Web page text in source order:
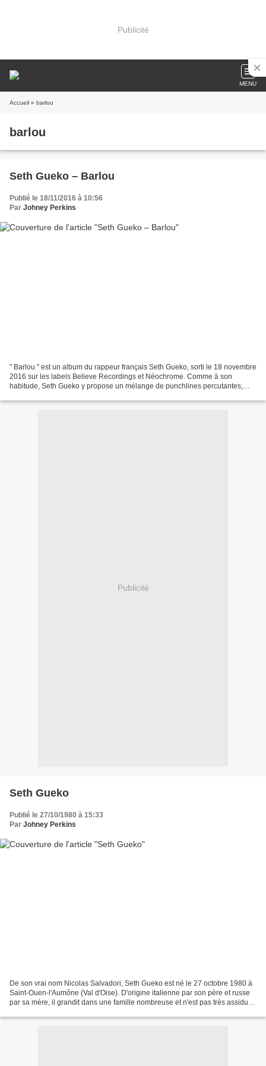
Publicité
MENU
Accueil » barlou
barlou
Seth Gueko – Barlou
Publié le 18/11/2016 à 10:56
Par Johney Perkins
" Barlou " est un album du rappeur français Seth Gueko, sorti le 18 novembre
2016 sur les labels Believe Recordings et Néochrome. Comme à son
habitude, Seth Gueko y propose un mélange de punchlines percutantes,
Publicité
Seth Gueko
Publié le 27/10/1980 à 15:33
Par Johney Perkins
De son vrai nom Nicolas Salvadori, Seth Gueko est né le 27 octobre 1980 à
Saint-Ouen-l'Aumône (Val d'Oise). D'origine italienne par son père et russe
par sa mère, il grandit dans une famille nombreuse et n'est pas très assidu à